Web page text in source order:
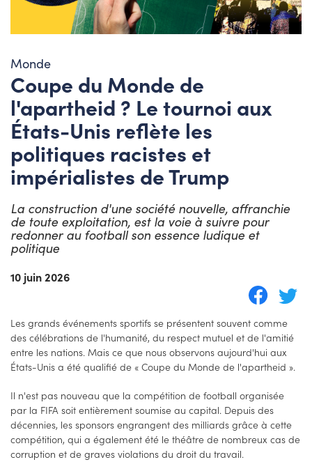
Monde
Coupe du Monde de
l'apartheid ? Le tournoi aux
États-Unis reflète les
politiques racistes et
impérialistes de Trump
La construction d'une société nouvelle, affranchie
de toute exploitation, est la voie à suivre pour
redonner au football son essence ludique et
politique
10 juin 2026
Les grands événements sportifs se présentent souvent comme
des célébrations de l'humanité, du respect mutuel et de l'amitié
entre les nations. Mais ce que nous observons aujourd'hui aux
États-Unis a été qualifié de « Coupe du Monde de l'apartheid ».
Il n'est pas nouveau que la compétition de football organisée
par la FIFA soit entièrement soumise au capital. Depuis des
décennies, les sponsors engrangent des milliards grâce à cette
compétition, qui a également été le théâtre de nombreux cas de
corruption et de graves violations du droit du travail.